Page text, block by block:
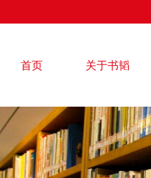
首页 关于书韬